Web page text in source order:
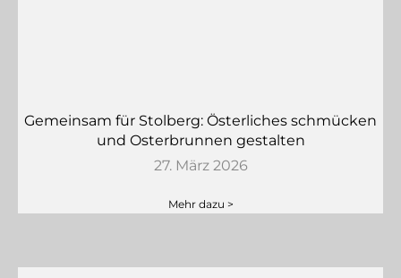
Gemeinsam für Stolberg: Österliches schmücken
und Osterbrunnen gestalten
27. März 2026
Mehr dazu >